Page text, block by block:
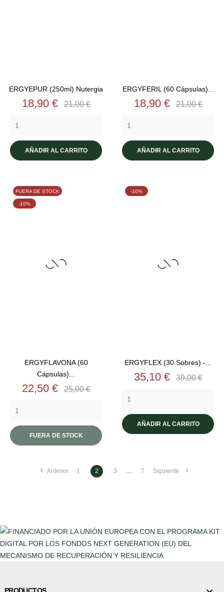
ERGYEPUR (250ml) Nutergia
Precio
18,90 € Precio
21,00 €
AÑADIR AL CARRITO
ERGYFERIL (60 Cápsulas)...
Precio
18,90 € Precio
21,00 €
AÑADIR AL CARRITO
ERGYFLAVONA (60
Cápsulas)...
Precio
22,50 € Precio
25,00 €
FUERA DE STOCK
FUERA DE STOCK
-10%
ERGYFLEX (30 Sobres) -...
Precio
35,10 € Precio
39,00 €
AÑADIR AL CARRITO
-10%
 Anterior 1 2 3 … 7 Siguiente 